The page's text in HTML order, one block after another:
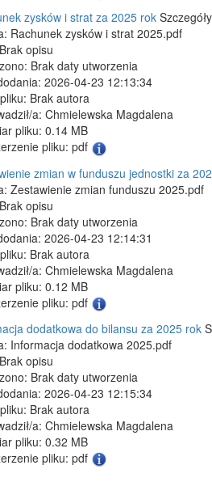
zysków i strat za 2025 rok
Rachunek zysków i strat 2025.pdf
opisu
Brak daty utworzenia
2026-04-23 12:13:34
Brak autora
a: Chmielewska Magdalena
pliku: 0.14 MB
pliku: pdf
zmian w funduszu jednostki za
Zestawienie zmian funduszu 2025.pdf
opisu
Brak daty utworzenia
2026-04-23 12:14:31
Brak autora
a: Chmielewska Magdalena
pliku: 0.12 MB
pliku: pdf
dodatkowa do bilansu za 2025 rok
Informacja dodatkowa 2025.pdf
opisu
Brak daty utworzenia
2026-04-23 12:15:34
Brak autora
a: Chmielewska Magdalena
pliku: 0.32 MB
pliku: pdf